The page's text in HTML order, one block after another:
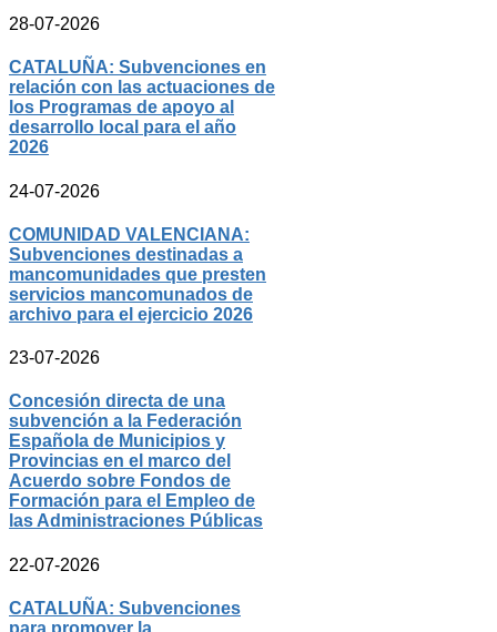
28-07-2026
CATALUÑA: Subvenciones en
relación con las actuaciones de
los Programas de apoyo al
desarrollo local para el año
2026
24-07-2026
COMUNIDAD VALENCIANA:
Subvenciones destinadas a
mancomunidades que presten
servicios mancomunados de
archivo para el ejercicio 2026
23-07-2026
Concesión directa de una
subvención a la Federación
Española de Municipios y
Provincias en el marco del
Acuerdo sobre Fondos de
Formación para el Empleo de
las Administraciones Públicas
22-07-2026
CATALUÑA: Subvenciones
para promover la